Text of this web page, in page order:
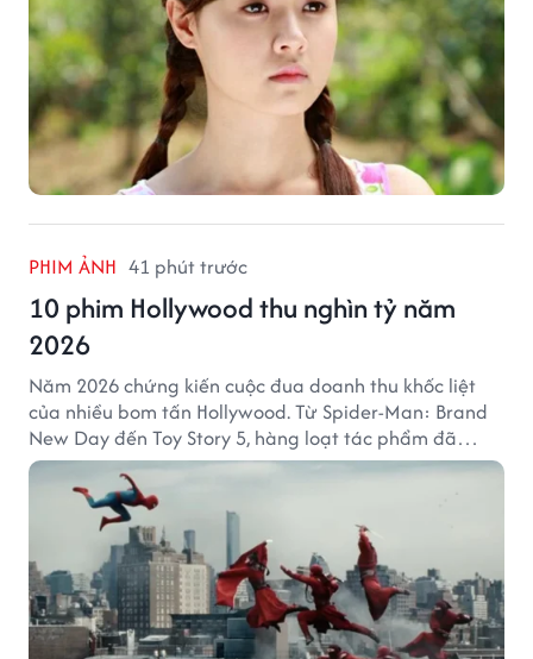
PHIM ẢNH 41 phút trước
10 phim Hollywood thu nghìn tỷ năm
2026
Năm 2026 chứng kiến cuộc đua doanh thu khốc liệt
của nhiều bom tấn Hollywood. Từ Spider-Man: Brand
New Day đến Toy Story 5, hàng loạt tác phẩm đã
mang về hàng chục nghìn tỷ đồng và tạo nên những
cột mốc đáng nhớ tại phòng vé toàn cầu.